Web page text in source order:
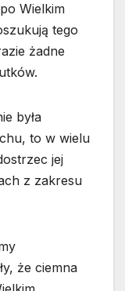
Wielkim
tego
żadne
była
to w wielu
jej
z zakresu
że ciemna